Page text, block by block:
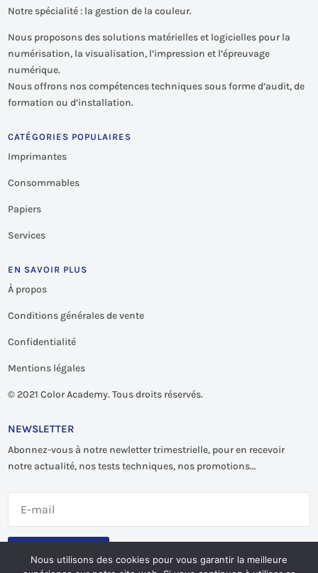
Notre spécialité : la gestion de la couleur.
Nous proposons des solutions matérielles et logicielles pour la
numérisation, la visualisation, l’impression et l’épreuvage
numérique.
Nous offrons nos compétences techniques sous forme d’audit, de
formation ou d’installation.
CATÉGORIES POPULAIRES
Imprimantes
Consommables
Papiers
Services
EN SAVOIR PLUS
À propos
Conditions générales de vente
Confidentialité
Mentions légales
© 2021 Color Academy. Tous droits réservés.
NEWSLETTER
Abonnez-vous à notre newletter trimestrielle, pour en recevoir
notre actualité, nos tests techniques, nos promotions…
Nous utilisons des cookies pour vous garantir la meilleure